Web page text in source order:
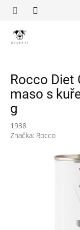
Rocco Diet
maso s
g
1938
Značka: Rocco